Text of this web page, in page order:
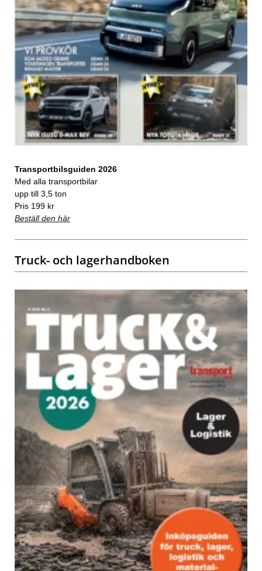
Transportbilsguiden 2026
Med alla transportbilar
upp till 3,5 ton
Pris 199 kr
Beställ den här
Truck- och lagerhandboken